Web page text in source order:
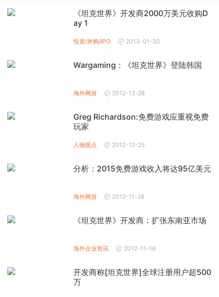
《坦克世界》开发商2000万美元收购D
ay 1
投资/并购/IPO 2013-01-30
Wargaming：《坦克世界》登陆韩国
海外网游 2012-12-28
Greg Richardson:免费游戏应重视免费
玩家
人物观点 2012-12-25
分析：2015免费游戏收入将达95亿美元
海外网游 2012-11-28
《坦克世界》开发商：扩张东南亚市场
海外企业资讯 2012-11-16
开发商称[坦克世界]全球注册用户超500
万